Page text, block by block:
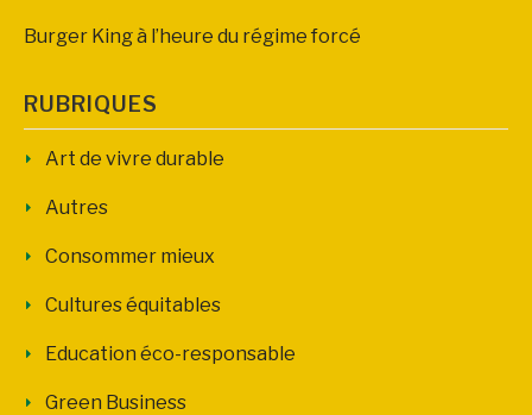
Burger King à l’heure du régime forcé
RUBRIQUES
Art de vivre durable
Autres
Consommer mieux
Cultures équitables
Education éco-responsable
Green Business